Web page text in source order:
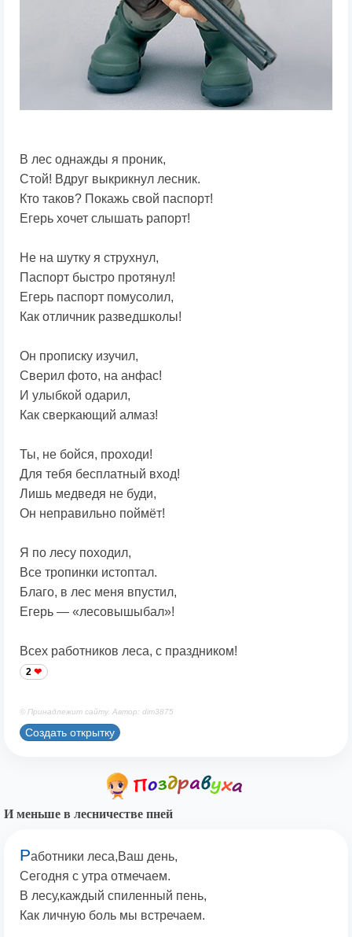
В лес однажды я проник,
Стой! Вдруг выкрикнул лесник.
Кто таков? Покажь свой паспорт!
Егерь хочет слышать рапорт!
Не на шутку я струхнул,
Паспорт быстро протянул!
Егерь паспорт помусолил,
Как отличник разведшколы!
Он прописку изучил,
Сверил фото, на анфас!
И улыбкой одарил,
Как сверкающий алмаз!
Ты, не бойся, проходи!
Для тебя бесплатный вход!
Лишь медведя не буди,
Он неправильно поймёт!
Я по лесу походил,
Все тропинки истоптал.
Благо, в лес меня впустил,
Егерь — «лесовышыбал»!
Всех работников леса, с праздником!
2
© Принадлежит сайту. Автор: dim3875
Создать открытку
И меньше в лесничестве пней
Работники леса,Ваш день,
Сегодня с утра отмечаем.
В лесу,каждый спиленный пень,
Как личную боль мы встречаем.